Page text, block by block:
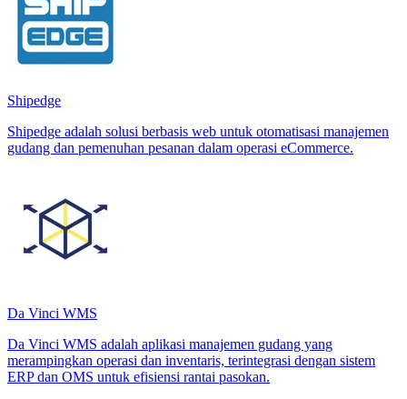
Shipedge
Shipedge adalah solusi berbasis web untuk otomatisasi manajemen
gudang dan pemenuhan pesanan dalam operasi eCommerce.
Da Vinci WMS
Da Vinci WMS adalah aplikasi manajemen gudang yang
merampingkan operasi dan inventaris, terintegrasi dengan sistem
ERP dan OMS untuk efisiensi rantai pasokan.